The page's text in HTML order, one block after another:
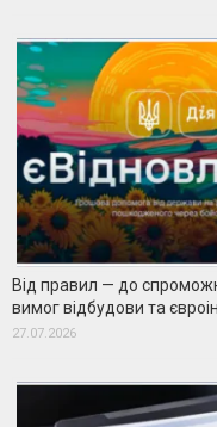
Від правил — до
вимог відбудови та
27.07.2026